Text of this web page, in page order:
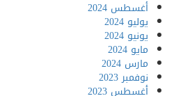
أغسطس 2024
يوليو 2024
يونيو 2024
مايو 2024
مارس 2024
نوفمبر 2023
أغسطس 2023